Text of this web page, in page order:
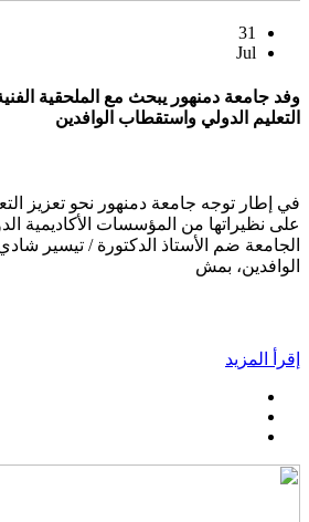
31
Jul
وفد جامعة دمنهور يبحث مع الملحقية
التعليم الدولي واستقطاب الوافدين
في إطار توجه جامعة دمنهور نحو تعزيز
على نظيراتها من المؤسسات الأكاديمية
الجامعة ضم الأستاذ الدكتورة / تيسير
الوافدين، بمش
إقرأ المزيد